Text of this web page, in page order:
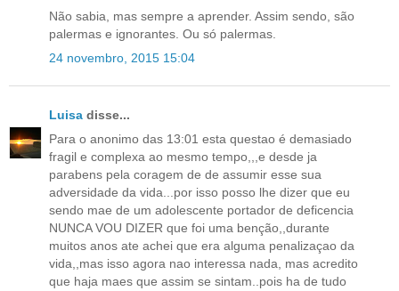
Não sabia, mas sempre a aprender. Assim sendo, são
palermas e ignorantes. Ou só palermas.
24 novembro, 2015 15:04
Luisa disse...
Para o anonimo das 13:01 esta questao é demasiado
fragil e complexa ao mesmo tempo,,,e desde ja
parabens pela coragem de de assumir esse sua
adversidade da vida...por isso posso lhe dizer que eu
sendo mae de um adolescente portador de deficencia
NUNCA VOU DIZER que foi uma benção,,durante
muitos anos ate achei que era alguma penalizaçao da
vida,,mas isso agora nao interessa nada, mas acredito
que haja maes que assim se sintam..pois ha de tudo